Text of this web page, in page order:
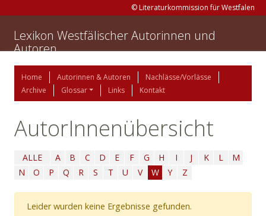
© Literaturkommission für Westfalen
Lexikon Westfälischer Autorinnen und
Autoren
Home Autorinnen & Autoren
Nachlässe/Vorlässe
Archive
Glossar Links Kontakt
AutorInnenübersicht
ALLE A B C D E F G H I J K L
M
N
O P Q R S T U V W Y Z
Leider wurden keine Ergebnisse gefunden.